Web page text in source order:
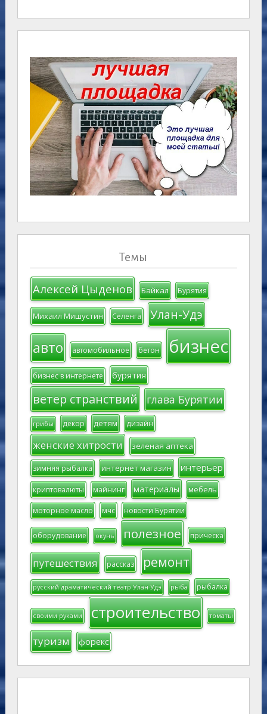
Темы
Алексей Цыденов Байкал Бурятия
Михаил Мишустин Селенга Улан-Удэ
авто автомобильное бетон бизнес
бизнес в интернете бурятия
ветер странствий глава Бурятии
грибы декор детям дизайн
женские хитрости зеленая аптека
зимняя рыбалка интернет магазин интерьер
криптовалюты майнинг материалы мебель
моторное масло мчс новости Бурятии
оборудование окунь полезное прическа
путешествия рассказ ремонт
русский драматический театр Улан-Удэ рыба рыбалка
своими руками строительство томаты
туризм форекс